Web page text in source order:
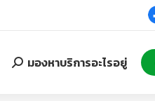
Search:
มองหาบริการอะไรอยู่